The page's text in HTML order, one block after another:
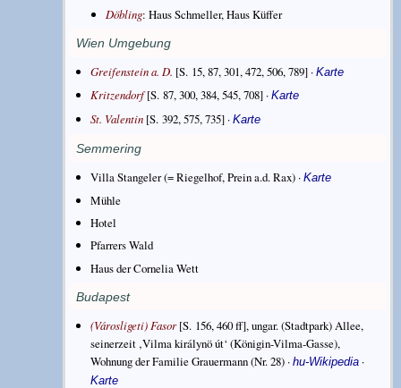
Döbling: Haus Schmeller, Haus Küffer
Wien Umgebung
Greifenstein a. D. [S. 15, 87, 301, 472, 506, 789] ·Karte
Kritzendorf[S. 87, 300, 384, 545, 708] ·Karte
St. Valentin [S. 392, 575, 735] ·Karte
Semmering
Villa Stangeler (= Riegelhof, Prein a.d. Rax) ·Karte
Mühle
Hotel
Pfarrers Wald
Haus der Cornelia Wett
Budapest
(Városligeti) Fasor[S. 156, 460 ff], ungar. (Stadtpark) Allee,
seinerzeit ‚Vilma királynö út‘ (Königin-Vilma-Gasse),
Wohnung der Familie Grauermann (Nr. 28) ·hu-Wikipedia ·
Karte